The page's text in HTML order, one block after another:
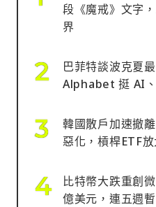
段《魔戒》文字
界
巴菲特談波克夏
Alphabet 挺 AI
韓國散戶加速撤
惡化，槓桿ETF
比特幣大跌重創
億美元，連五週